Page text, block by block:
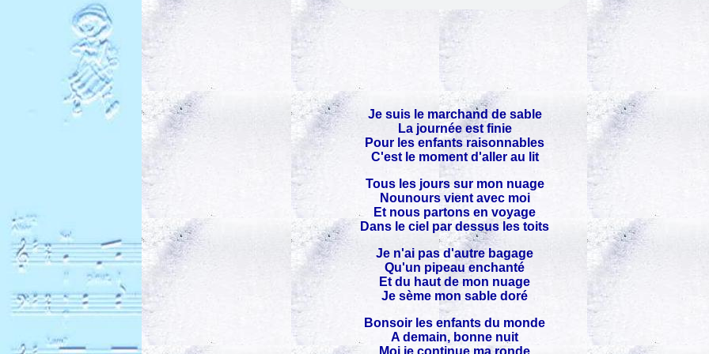
Je suis le marchand de sable
La journée est finie
Pour les enfants raisonnables
C'est le moment d'aller au lit
Tous les jours sur mon nuage
Nounours vient avec moi
Et nous partons en voyage
Dans le ciel par dessus les toits
Je n'ai pas d'autre bagage
Qu'un pipeau enchanté
Et du haut de mon nuage
Je sème mon sable doré
Bonsoir les enfants du monde
A demain, bonne nuit
Moi je continue ma ronde